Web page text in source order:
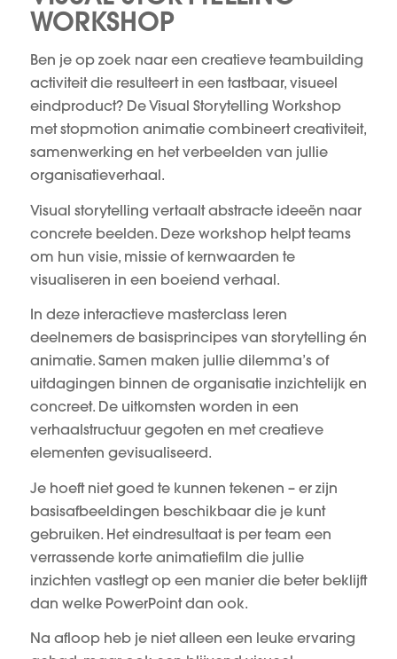
WORKSHOP
Ben je op zoek naar een creatieve teambuilding
activiteit die resulteert in een tastbaar, visueel
eindproduct? De Visual Storytelling Workshop
met stopmotion animatie combineert creativiteit,
samenwerking en het verbeelden van jullie
organisatieverhaal.
Visual storytelling vertaalt abstracte ideeën naar
concrete beelden. Deze workshop helpt teams
om hun visie, missie of kernwaarden te
visualiseren in een boeiend verhaal.
In deze interactieve masterclass leren
deelnemers de basisprincipes van storytelling én
animatie. Samen maken jullie dilemma’s of
uitdagingen binnen de organisatie inzichtelijk en
concreet. De uitkomsten worden in een
verhaalstructuur gegoten en met creatieve
elementen gevisualiseerd.
Je hoeft niet goed te kunnen tekenen – er zijn
basisafbeeldingen beschikbaar die je kunt
gebruiken. Het eindresultaat is per team een
verrassende korte animatiefilm die jullie
inzichten vastlegt op een manier die beter beklijft
dan welke PowerPoint dan ook.
Na afloop heb je niet alleen een leuke ervaring